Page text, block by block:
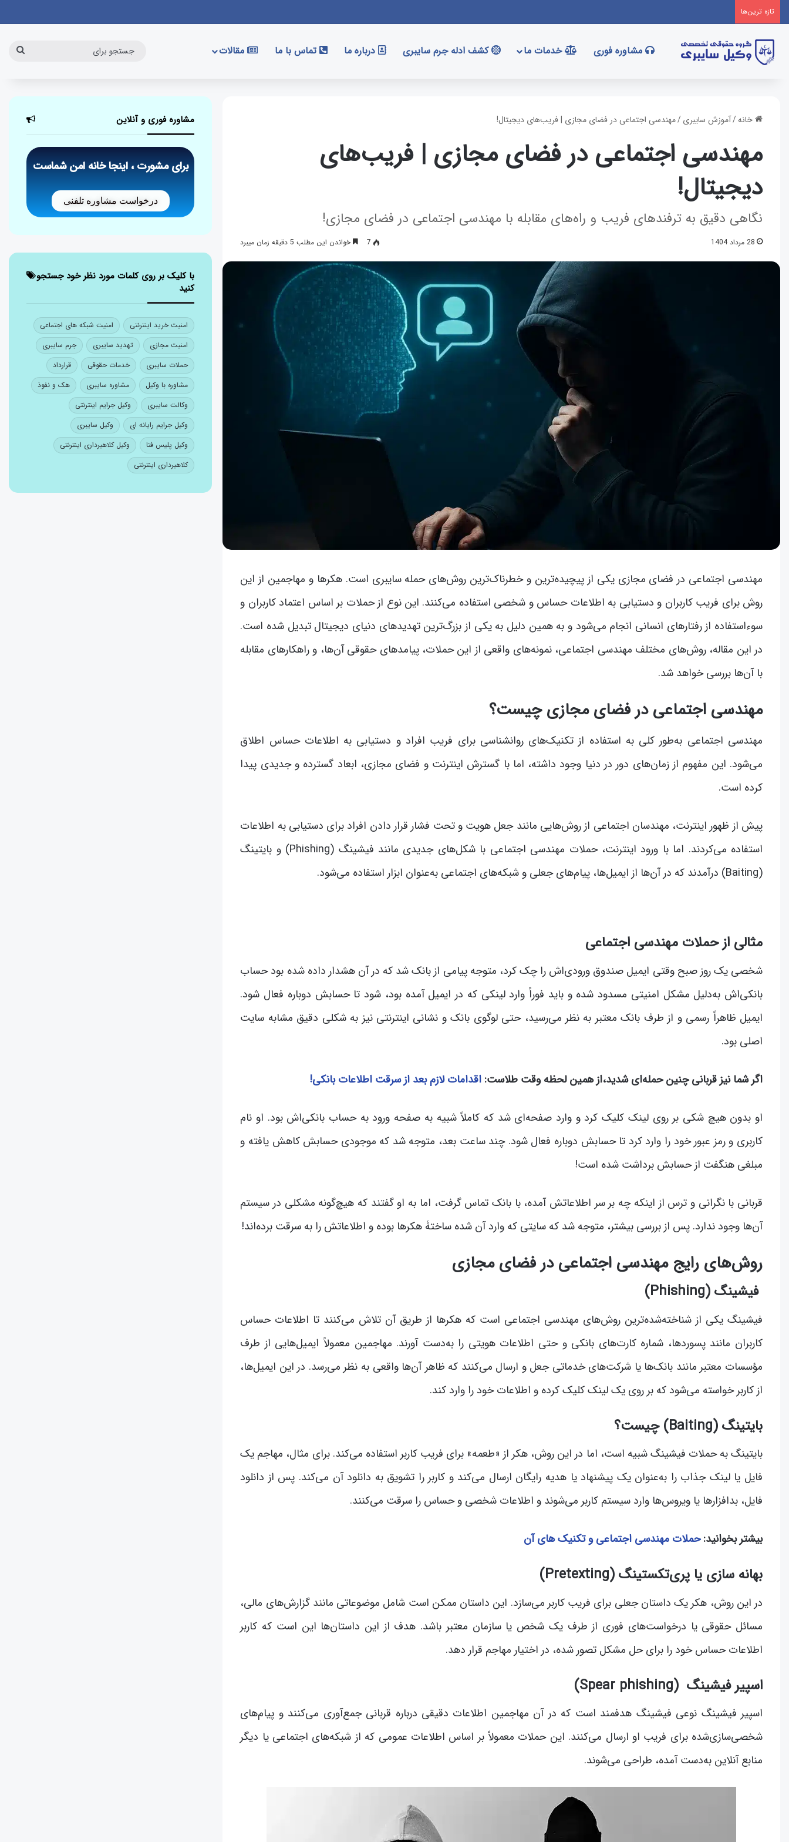
تازه‌ ترین‌ها
مشاوره فوری خدمات ما کشف ادله جرم سایبری درباره ما تماس با ما مقالات
خانه/آموزش سایبری/مهندسی اجتماعی در فضای مجازی | فریب‌های دیجیتال!
مهندسی اجتماعی در فضای مجازی | فریب‌های
دیجیتال!
نگاهی دقیق به ترفندهای فریب و راه‌های مقابله با مهندسی اجتماعی در فضای مجازی!
28 مرداد 1404 7 خواندن این مطلب 5 دقیقه زمان میبرد
مهندسی اجتماعی در فضای مجازی یکی از پیچیده‌ترین و خطرناک‌ترین روش‌های حمله سایبری است. هکرها و مهاجمین از این
روش برای فریب کاربران و دستیابی به اطلاعات حساس و شخصی استفاده می‌کنند. این نوع از حملات بر اساس اعتماد کاربران و
سوءاستفاده از رفتارهای انسانی انجام می‌شود و به همین دلیل به یکی از بزرگ‌ترین تهدیدهای دنیای دیجیتال تبدیل شده است.
در این مقاله، روش‌های مختلف مهندسی اجتماعی، نمونه‌های واقعی از این حملات، پیامدهای حقوقی آن‌ها، و راهکارهای مقابله
با آن‌ها بررسی خواهد شد.
مهندسی اجتماعی در فضای مجازی چیست؟
مهندسی اجتماعی به‌طور کلی به استفاده از تکنیک‌های روانشناسی برای فریب افراد و دستیابی به اطلاعات حساس اطلاق
می‌شود. این مفهوم از زمان‌های دور در دنیا وجود داشته، اما با گسترش اینترنت و فضای مجازی، ابعاد گسترده و جدیدی پیدا
کرده است.
پیش از ظهور اینترنت، مهندسان اجتماعی از روش‌هایی مانند جعل هویت و تحت فشار قرار دادن افراد برای دستیابی به اطلاعات
استفاده می‌کردند. اما با ورود اینترنت، حملات مهندسی اجتماعی با شکل‌های جدیدی مانند فیشینگ (Phishing) و بایتینگ
(Baiting) درآمدند که در آن‌ها از ایمیل‌ها، پیام‌های جعلی و شبکه‌های اجتماعی به‌عنوان ابزار استفاده می‌شود.
مثالی از حملات مهندسی اجتماعی
شخصی یک روز صبح وقتی ایمیل صندوق ورودی‌اش را چک کرد، متوجه پیامی از بانک شد که در آن هشدار داده شده بود حساب
بانکی‌اش به‌دلیل مشکل امنیتی مسدود شده و باید فوراً وارد لینکی که در ایمیل آمده بود، شود تا حسابش دوباره فعال شود.
ایمیل ظاهراً رسمی و از طرف بانک معتبر به نظر می‌رسید، حتی لوگوی بانک و نشانی اینترنتی نیز به شکلی دقیق مشابه سایت
اصلی بود.
اگر شما نیز قربانی چنین حمله‌ای شدید،از همین لحظه وقت طلاست: اقدامات لازم بعد از سرقت اطلاعات بانکی!
او بدون هیچ شکی بر روی لینک کلیک کرد و وارد صفحه‌ای شد که کاملاً شبیه به صفحه ورود به حساب بانکی‌اش بود. او نام
کاربری و رمز عبور خود را وارد کرد تا حسابش دوباره فعال شود. چند ساعت بعد، متوجه شد که موجودی حسابش کاهش یافته و
مبلغی هنگفت از حسابش برداشت شده است!
قربانی با نگرانی و ترس از اینکه چه بر سر اطلاعاتش آمده، با بانک تماس گرفت، اما به او گفتند که هیچ‌گونه مشکلی در سیستم
آن‌ها وجود ندارد. پس از بررسی بیشتر، متوجه شد که سایتی که وارد آن شده ساختۀ هکرها بوده و اطلاعاتش را به سرقت برده‌اند!
روش‌های رایج مهندسی اجتماعی در فضای مجازی
فیشینگ (Phishing)
فیشینگ یکی از شناخته‌شده‌ترین روش‌های مهندسی اجتماعی است که هکرها از طریق آن تلاش می‌کنند تا اطلاعات حساس
کاربران مانند پسوردها، شماره کارت‌های بانکی و حتی اطلاعات هویتی را به‌دست آورند. مهاجمین معمولاً ایمیل‌هایی از طرف
مؤسسات معتبر مانند بانک‌ها یا شرکت‌های خدماتی جعل و ارسال می‌کنند که ظاهر آن‌ها واقعی به نظر می‌رسد. در این ایمیل‌ها،
از کاربر خواسته می‌شود که بر روی یک لینک کلیک کرده و اطلاعات خود را وارد کند.
بایتینگ (Baiting) چیست؟
بایتینگ به حملات فیشینگ شبیه است، اما در این روش، هکر از «طعمه» برای فریب کاربر استفاده می‌کند. برای مثال، مهاجم یک
فایل یا لینک جذاب را به‌عنوان یک پیشنهاد یا هدیه رایگان ارسال می‌کند و کاربر را تشویق به دانلود آن می‌کند. پس از دانلود
فایل، بدافزارها یا ویروس‌ها وارد سیستم کاربر می‌شوند و اطلاعات شخصی و حساس را سرقت می‌کنند.
بیشتر بخوانید:حملات مهندسی اجتماعی و تکنیک های آن
بهانه سازی یا پری‌تکستینگ (Pretexting)
در این روش، هکر یک داستان جعلی برای فریب کاربر می‌سازد. این داستان ممکن است شامل موضوعاتی مانند گزارش‌های مالی،
مسائل حقوقی یا درخواست‌های فوری از طرف یک شخص یا سازمان معتبر باشد. هدف از این داستان‌ها این است که کاربر
اطلاعات حساس خود را برای حل مشکل تصور شده، در اختیار مهاجم قرار دهد.
اسپیر فیشینگ (Spear phishing)
اسپیر فیشینگ نوعی فیشینگ هدفمند است که در آن مهاجمین اطلاعات دقیقی درباره قربانی جمع‌آوری می‌کنند و پیام‌های
شخصی‌سازی‌شده برای فریب او ارسال می‌کنند. این حملات معمولاً بر اساس اطلاعات عمومی که از شبکه‌های اجتماعی یا دیگر
منابع آنلاین به‌دست آمده، طراحی می‌شوند.
مشاوره فوری و آنلاین
برای مشورت ، اینجا خانه امن شماست
درخواست مشاوره تلفنی
با کلیک بر روی کلمات مورد نظر خود جستجو
کنید
امنیت خرید اینترنتی
امنیت شبکه های اجتماعی
امنیت مجازی
تهدید سایبری
جرم سایبری
حملات سایبری
خدمات حقوقی
قرارداد
مشاوره با وکیل
مشاوره سایبری
هک و نفوذ
وکالت سایبری
وکیل جرایم اینترنتی
وکیل جرایم رایانه ای
وکیل سایبری
وکیل پلیس فتا
وکیل کلاهبرداری اینترنتی
کلاهبرداری اینترنتی